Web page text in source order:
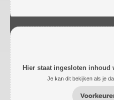
Hier staat ingesloten
Je kan dit bekijken als je